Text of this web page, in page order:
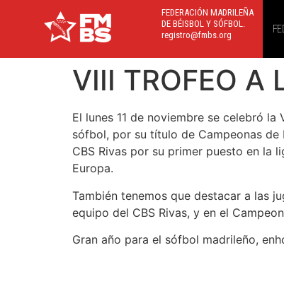
FEDERACIÓN MADRILEÑA
DE BÉISBOL Y SÓFBOL.
registro@fmbs.org
VIII TROFEO A
El lunes 11 de noviembre se celebró
sófbol, por su título de Campeonas
CBS Rivas por su primer puesto en la
Europa.
También tenemos que destacar a las
equipo del CBS Rivas, y en el
Gran año para el sófbol madrileño,